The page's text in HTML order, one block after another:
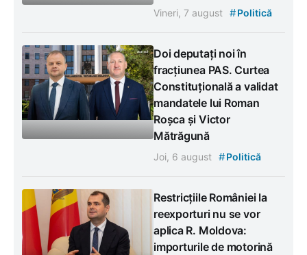
Vineri, 7 august #Politică
Doi deputați noi în
fracțiunea PAS. Curtea
Constituțională a validat
mandatele lui Roman
Roșca și Victor
Mătrăgună
Joi, 6 august #Politică
Restricțiile României la
reexporturi nu se vor
aplica R. Moldova:
importurile de motorină